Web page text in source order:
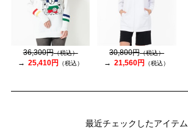
36,300円（税込）
25,410円 （税込）
30,800円（税込）
21,560円 （税込）
最近チェックしたアイテム